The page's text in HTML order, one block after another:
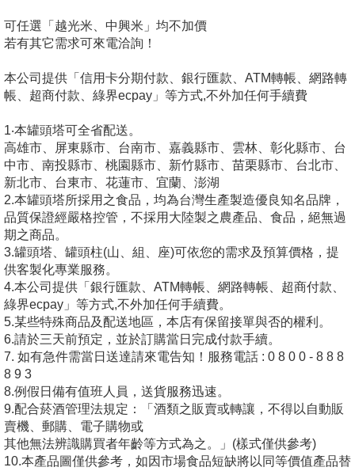
可任選「越光米、中興米」均不加價
若有其它需求可來電洽詢！
本公司提供「信用卡分期付款、銀行匯款、ATM轉帳、網路轉
帳、超商付款、綠界ecpay」等方式,不外加任何手續費
1‧本罐頭塔可全省配送。
高雄市、屏東縣市、台南市、嘉義縣市、雲林、彰化縣市、台
中市、南投縣市、桃園縣市、新竹縣市、苗栗縣市、台北市、
新北市、台東市、花蓮市、宜蘭、澎湖
2.本罐頭塔所採用之食品，均為台灣生產製造優良知名品牌，
品質保證經嚴格控管，不採用大陸製之農產品、食品，絕無過
期之商品。
3.罐頭塔、罐頭柱(山、組、座)可依您的需求及預算價格，提
供客製化專業服務。
4.本公司提供「銀行匯款、ATM轉帳、網路轉帳、超商付款、
綠界ecpay」等方式,不外加任何手續費。
5.某些特殊商品及配送地區，本店有保留接單與否的權利。
6.請於三天前預定，並於訂購當日完成付款手續。
7. 如有急件需當日送達請來電告知！服務電話 : 0 8 0 0 - 8 8 8
8 9 3
8.例假日備有值班人員，送貨服務迅速。
9.配合菸酒管理法規定：「酒類之販賣或轉讓，不得以自動販
賣機、郵購、電子購物或
其他無法辨識購買者年齡等方式為之。」(樣式僅供參考)
10.本產品圖僅供參考，如因市場食品短缺將以同等價值產品替